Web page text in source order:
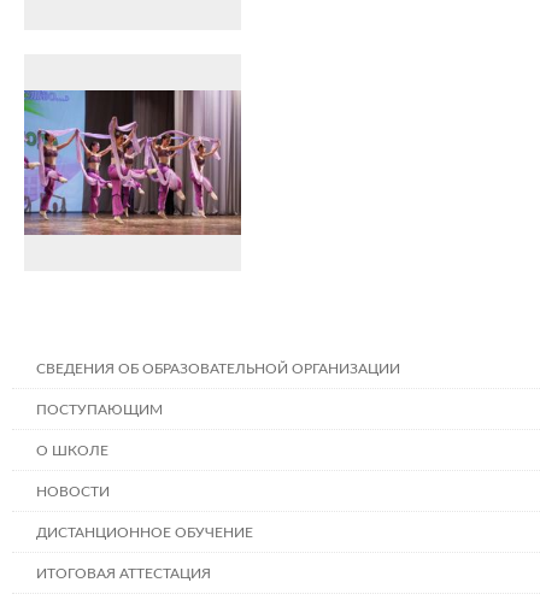
СВЕДЕНИЯ ОБ ОБРАЗОВАТЕЛЬНОЙ ОРГАНИЗАЦИИ
ПОСТУПАЮЩИМ
О ШКОЛЕ
НОВОСТИ
ДИСТАНЦИОННОЕ ОБУЧЕНИЕ
ИТОГОВАЯ АТТЕСТАЦИЯ